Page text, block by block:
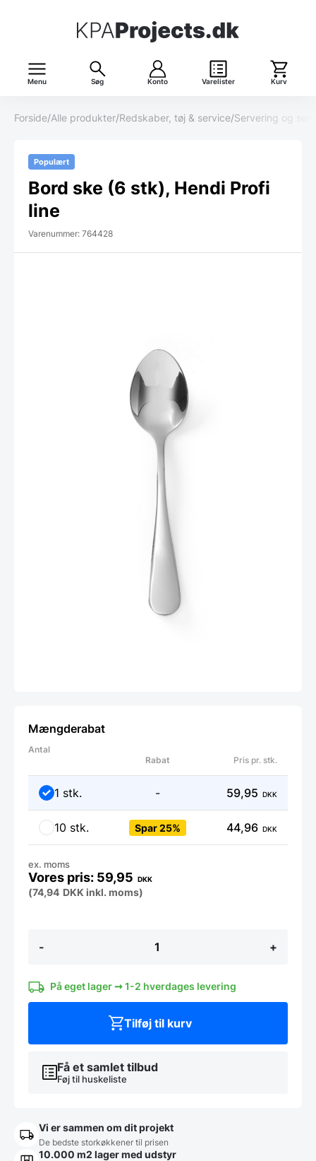
Menu Søg Konto Varelister Kurv
Forside/Alle produkter/Redskaber, tøj & service/Servering og
Populært
Bord ske (6 stk), Hendi Profi
line
Varenummer: 764428
Mængderabat
Antal
Rabat
Pris pr. stk.
1 stk. - 59,95 DKK
10 stk. Spar 25% 44,96 DKK
-
ske
Hendi
+
59,95 DKK
ex. moms
(74,94 DKK inkl. moms)
På eget lager ➞ 1-2 hverdages levering
Få et samlet tilbud
Føj til huskeliste
Tilføj til kurv
Vi er sammen om dit projekt
De bedste storkøkkener til prisen
10.000 m2 lager med udstyr